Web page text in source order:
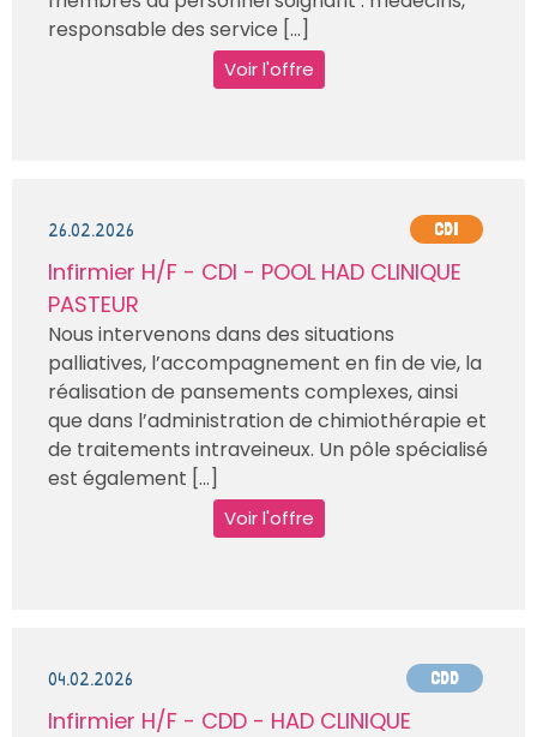
responsable des service [...]
Voir l'offre
26.02.2026 CDI
Infirmier H/F - CDI - POOL HAD CLINIQUE
PASTEUR
Nous intervenons dans des situations
palliatives, l’accompagnement en fin de vie, la
réalisation de pansements complexes, ainsi
que dans l’administration de chimiothérapie et
de traitements intraveineux. Un pôle spécialisé
est également [...]
Voir l'offre
04.02.2026 CDD
Infirmier H/F - CDD - HAD CLINIQUE